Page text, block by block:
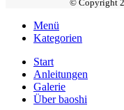
© Copyright
Menü
Kategorien
Start
Anleitungen
Galerie
Über baoshi